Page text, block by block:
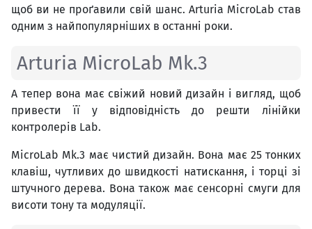
щоб ви не проґавили свій шанс. Arturia MicroLab став
одним з найпопулярніших в останні роки.
Arturia MicroLab Mk.3
А тепер вона має свіжий новий дизайн і вигляд, щоб
привести її у відповідність до решти лінійки
контролерів Lab.
MicroLab Mk.3 має чистий дизайн. Вона має 25 тонких
клавіш, чутливих до швидкості натискання, і торці зі
штучного дерева. Вона також має сенсорні смуги для
висоти тону та модуляції.